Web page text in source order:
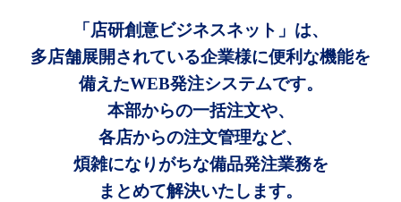
「店研創意ビジネスネット」は、
多店舗展開されている企業様に便利な機能を
備えたWEB発注システムです。
本部からの一括注文や、
各店からの注文管理など、
煩雑になりがちな備品発注業務を
まとめて解決いたします。